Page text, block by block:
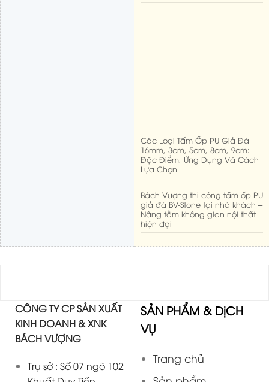
Các Loại Tấm Ốp PU Giả Đá
16mm, 3cm, 5cm, 8cm, 9cm:
Đặc Điểm, Ứng Dụng Và Cách
Lựa Chọn
Bách Vượng thi công tấm ốp PU
giả đá BV-Stone tại nhà khách –
Nâng tầm không gian nội thất
hiện đại
CÔNG TY CP SẢN XUẤT
KINH DOANH & XNK
BÁCH VƯỢNG
Trụ sở : Số 07 ngõ 102
SẢN PHẨM & DịCH
VỤ
Trang chủ